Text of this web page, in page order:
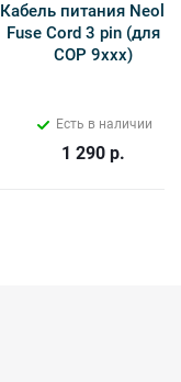
Кабель питания
Fuse Cord 3 pin (для Х-
СОР 9ххх)
Есть в наличии
1 290 р.